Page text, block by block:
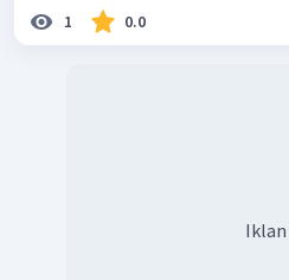
1 0.0
Iklan